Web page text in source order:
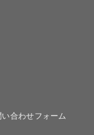
い合わせフォーム